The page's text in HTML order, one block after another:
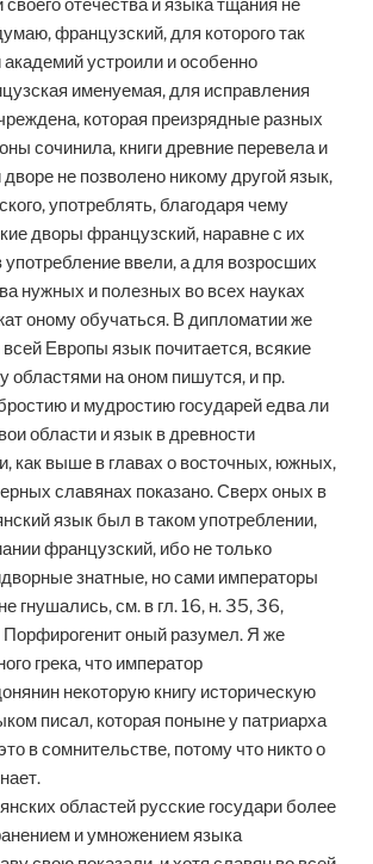
своего отечества и языка тщания не
французский, для которого так
устроили и особенно
именуемая, для исправления
которая преизрядные разных
сочинила, книги древние перевела и
не позволено никому другой язык,
употреблять, благодаря чему
дворы французский, наравне с их
ввели, а для возросших
нужных и полезных во всех науках
оному обучаться. В дипломатии же
Европы язык почитается, всякие
областями на оном пишутся, и пр.
и мудростию государей едва ли
области и язык в древности
как выше в главах о восточных, южных,
славянах показано. Сверх оных в
язык был в таком употреблении,
французский, ибо не только
знатные, но сами императоры
гнушались, см. в гл. 16, н. 35, 36,
Порфирогенит оный разумел. Я же
грека, что император
некоторую книгу историческую
писал, которая поныне у патриарха
в сомнительстве, потому что никто о
областей русские государи более
и умножением языка